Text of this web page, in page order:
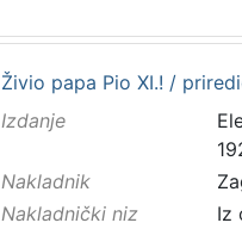
Živio papa Pio XI.! /
Izdanje
Nakladnik
Nakladnički niz
Iz